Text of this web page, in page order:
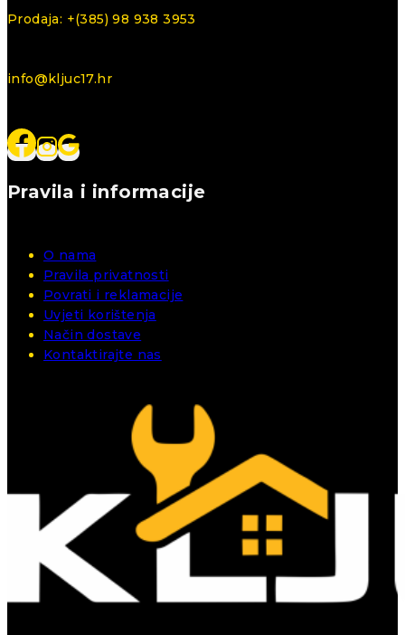
Prodaja: +(385) 98 938 3953
info@kljuc17.hr
Pravila i informacije
O nama
Pravila privatnosti
Povrati i reklamacije
Uvjeti korištenja
Način dostave
Kontaktirajte nas